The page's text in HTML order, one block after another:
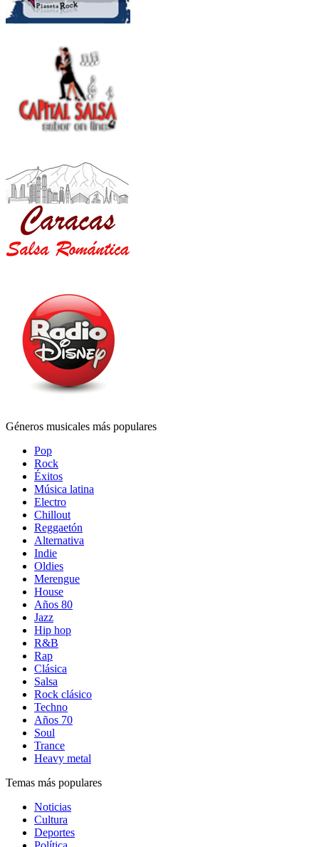
Géneros musicales más populares
Pop
Rock
Éxitos
Música latina
Electro
Chillout
Reggaetón
Alternativa
Indie
Oldies
Merengue
House
Años 80
Jazz
Hip hop
R&B
Rap
Clásica
Salsa
Rock clásico
Techno
Años 70
Soul
Trance
Heavy metal
Temas más populares
Noticias
Cultura
Deportes